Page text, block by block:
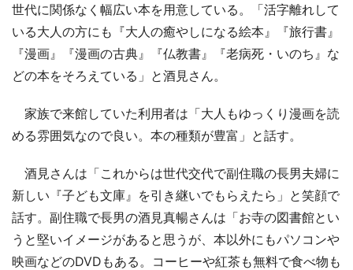
世代に関係なく幅広い本を用意している。「活字離れして
いる大人の方にも『大人の癒やしになる絵本』『旅行書』
『漫画』『漫画の古典』『仏教書』『老病死・いのち』な
どの本をそろえている」と酒見さん。
家族で来館していた利用者は「大人もゆっくり漫画を読
める雰囲気なので良い。本の種類が豊富」と話す。
酒見さんは「これからは世代交代で副住職の長男夫婦に
新しい『子ども文庫』を引き継いでもらえたら」と笑顔で
話す。副住職で長男の酒見真暢さんは「お寺の図書館とい
うと堅いイメージがあると思うが、本以外にもパソコンや
映画などのDVDもある。コーヒーや紅茶も無料で食べ物も